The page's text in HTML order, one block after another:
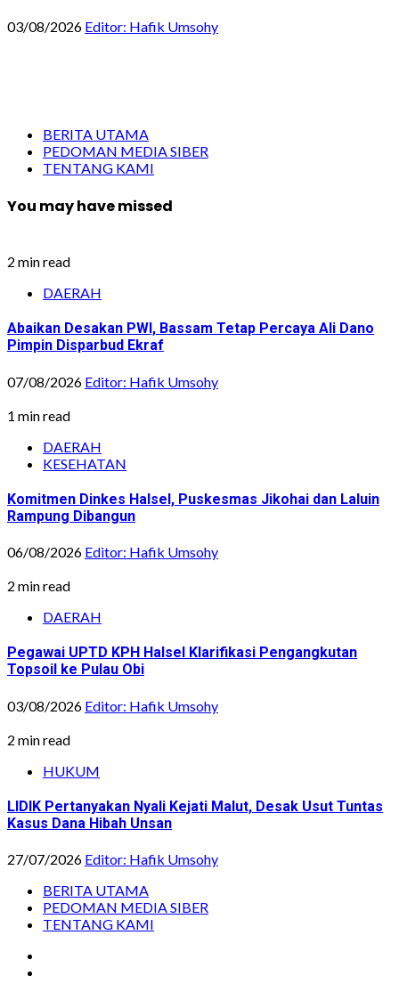
03/08/2026 Editor: Hafik Umsohy
BERITA UTAMA
PEDOMAN MEDIA SIBER
TENTANG KAMI
You may have missed
2 min read
DAERAH
Abaikan Desakan PWI, Bassam Tetap Percaya Ali Dano
Pimpin Disparbud Ekraf
07/08/2026 Editor: Hafik Umsohy
1 min read
DAERAH
KESEHATAN
Komitmen Dinkes Halsel, Puskesmas Jikohai dan Laluin
Rampung Dibangun
06/08/2026 Editor: Hafik Umsohy
2 min read
DAERAH
Pegawai UPTD KPH Halsel Klarifikasi Pengangkutan
Topsoil ke Pulau Obi
03/08/2026 Editor: Hafik Umsohy
2 min read
HUKUM
LIDIK Pertanyakan Nyali Kejati Malut, Desak Usut Tuntas
Kasus Dana Hibah Unsan
27/07/2026 Editor: Hafik Umsohy
BERITA UTAMA
PEDOMAN MEDIA SIBER
TENTANG KAMI